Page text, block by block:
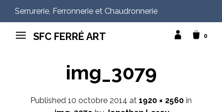
Serrurerie, Ferronnerie et Chaudronnerie
SFC FERRÉ ART 0
img_3079
Published 10 octobre 2014 at 1920 × 2560 in